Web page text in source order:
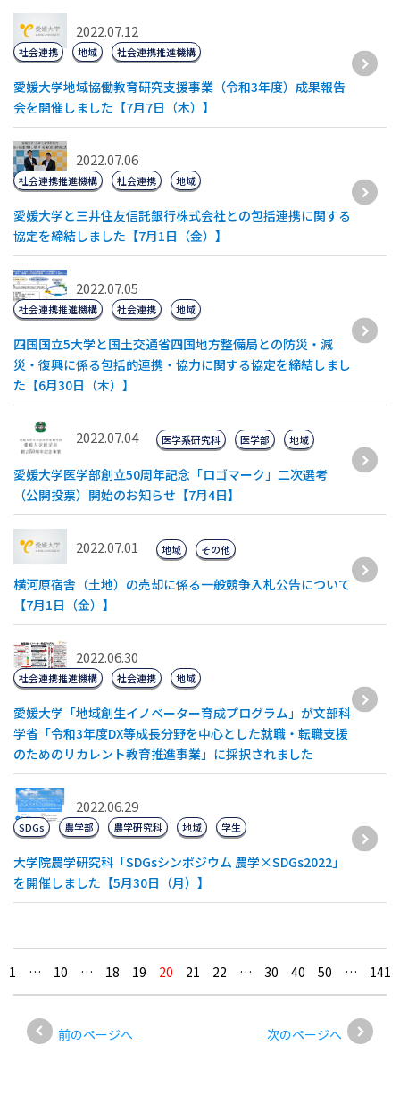
2022.07.12
愛媛大学地域協働教育研究支援事業（令和3年度）成果報告
会を開催しました【7月7日（木）】
社会連携 地域 社会連携推進機構
2022.07.06
愛媛大学と三井住友信託銀行株式会社との包括連携に関する
協定を締結しました【7月1日（金）】
社会連携推進機構 社会連携 地域
2022.07.05
四国国立5大学と国土交通省四国地方整備局との防災・減
災・復興に係る包括的連携・協力に関する協定を締結しまし
た【6月30日（木）】
社会連携推進機構 社会連携 地域
2022.07.04
愛媛大学医学部創立50周年記念「ロゴマーク」二次選考
（公開投票）開始のお知らせ【7月4日】
医学系研究科 医学部 地域
2022.07.01
横河原宿舎（土地）の売却に係る一般競争入札公告について
【7月1日（金）】
地域 その他
2022.06.30
愛媛大学「地域創生イノベーター育成プログラム」が文部科
学省「令和3年度DX等成⾧分野を中心とした就職・転職支援
のためのリカレント教育推進事業」に採択されました
社会連携推進機構 社会連携 地域
2022.06.29
大学院農学研究科「SDGsシンポジウム 農学×SDGs2022」
を開催しました【5月30日（月）】
SDGs 農学部 農学研究科 地域 学生
1
前のページへ
… 10 … 18 19 20 21 22 … 30 40 50 …
次のページへ
141